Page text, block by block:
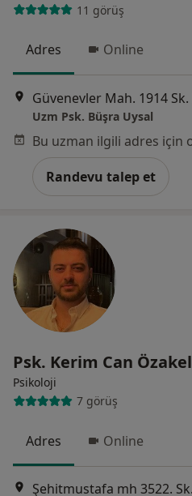
11 görüş
Adres Online
Uzm Psk. Büşra Uysal
Randevu talep et
Psk. Kerim Can Özakel
Psikoloji
7 görüş
Adres Online